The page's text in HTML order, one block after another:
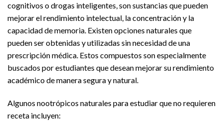
cognitivos o drogas inteligentes, son sustancias que pueden
mejorar el rendimiento intelectual, la concentración y la
capacidad de memoria. Existen opciones naturales que
pueden ser obtenidas y utilizadas sin necesidad de una
prescripción médica. Estos compuestos son especialmente
buscados por estudiantes que desean mejorar su rendimiento
académico de manera segura y natural.
Algunos nootrópicos naturales para estudiar que no requieren
receta incluyen: